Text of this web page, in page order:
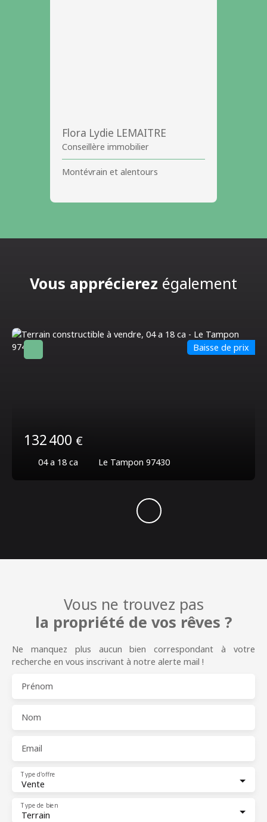
Flora Lydie LEMAITRE
Conseillère immobilier
Montévrain et alentours
Vous apprécierez également
132 400 €
04 a 18 ca Le Tampon 97430
Baisse de prix
Vous ne trouvez pas
la propriété de vos rêves ?
Ne manquez plus aucun bien correspondant à votre
recherche en vous inscrivant à notre alerte mail !
Prénom
Nom
Email
Vente
Type d'offre
Terrain
Type de bien